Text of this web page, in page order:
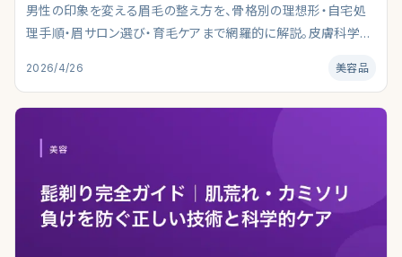
男性の印象を変える眉毛の整え方を、骨格別の理想形・自宅処
理手順・眉サロン選び・育毛ケアまで網羅的に解説。皮膚科学・
とめました。成分・使い方・コスパまで、初心者でも迷わないポイ
2026/4/26 美容品